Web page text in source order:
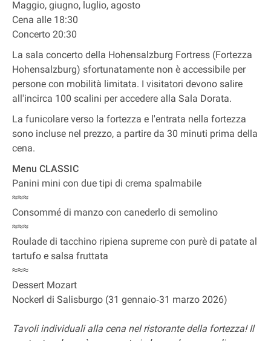
Maggio, giugno, luglio, agosto
Cena alle 18:30
Concerto 20:30
La sala concerto della Hohensalzburg Fortress (Fortezza
Hohensalzburg) sfortunatamente non è accessibile per
persone con mobilità limitata. I visitatori devono salire
all'incirca 100 scalini per accedere alla Sala Dorata.
La funicolare verso la fortezza e l'entrata nella fortezza
sono incluse nel prezzo, a partire da 30 minuti prima della
cena.
Menu CLASSIC
Panini mini con due tipi di crema spalmabile
≈≈≈
Consommé di manzo con canederlo di semolino
≈≈≈
Roulade di tacchino ripiena supreme con purè di patate al
tartufo e salsa fruttata
≈≈≈
Dessert Mozart
Nockerl di Salisburgo (31 gennaio‐31 marzo 2026)
Tavoli individuali alla cena nel ristorante della fortezza! Il